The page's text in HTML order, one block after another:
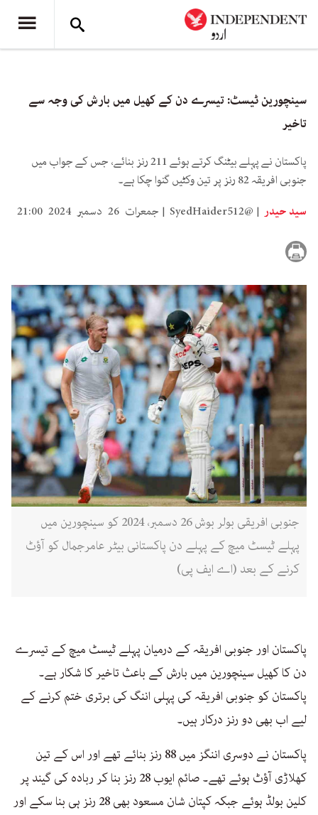
سینچورین ٹیسٹ: تیسرے دن کے کھیل میں بارش کی وجہ سے
تاخیر
پاکستان نے پہلے بیٹنگ کرتے ہوئے 211 رنز بنائے، جس کے جواب میں
جنوبی افریقہ 82 رنز پر تین وکٹیں گنوا چکا ہے۔
سید حیدر
SyedHaider512@ جمعرات 26 دسمبر 2024 21:00
جنوبی افریقی بولر بوش 26 دسمبر، 2024 کو سینچورین میں
پہلے ٹیسٹ میچ کے پہلے دن پاکستانی بیٹر عامرجمال کو آؤٹ
کرنے کے بعد (اے ایف پی)
پاکستان اور جنوبی افریقہ کے درمیان پہلے ٹیسٹ میچ کے تیسرے
دن کا کھیل سینچورین میں بارش کے باعث تاخیر کا شکار ہے۔
پاکستان کو جنوبی افریقہ کی پہلی اننگ کی برتری ختم کرنے کے
لیے اب بھی دو رنز درکار ہیں۔
پاکستان نے دوسری اننگز میں 88 رنز بنائے تھے اور اس کے تین
کھلاڑی آؤٹ ہوئے تھے۔ صائم ایوب 28 رنز بنا کر ربادہ کی گیند پر
کلین بولڈ ہوئے جبکہ کپتان شان مسعود بھی 28 رنز ہی بنا سکے اور